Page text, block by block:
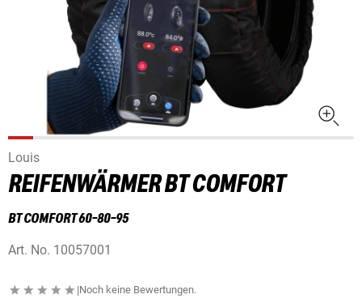
Louis
REIFENWÄRMER BT COMFORT
BT COMFORT 60-80-95
Art. No. 10057001
|Noch keine Bewertungen.